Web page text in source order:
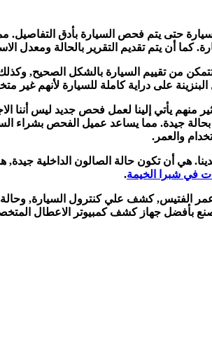
يتم فحص السيارة بأدق التفاصيل. مما
أن يتم تقديم التقرير بالحالة ومعدل
من تقييم السيارة بالشكل الصحيح,
على دراية كاملة للسيارة لأنهم غير
منهم يأتي إلينا لعمل فحص جديد ليس
جيدة. مما يساعد عميل الفحص بشراء
والعمر.
هي أن تكون حالة الصالون الداخلية جيدة,
في شبرا الخيمة.
الفتيس, كشف علي كنترول السيارة,
بأفضل جهاز كشف كمبيوتر الاعطال